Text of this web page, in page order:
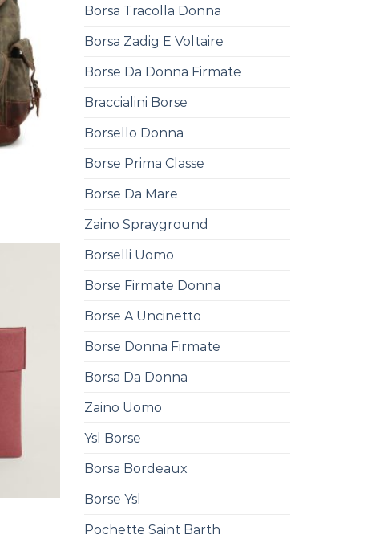
Borsa Tracolla Donna
Borsa Zadig E Voltaire
Borse Da Donna Firmate
Braccialini Borse
Borsello Donna
Borse Prima Classe
Borse Da Mare
Zaino Sprayground
Borselli Uomo
Borse Firmate Donna
Borse A Uncinetto
Borse Donna Firmate
Borsa Da Donna
Zaino Uomo
Ysl Borse
Borsa Bordeaux
Borse Ysl
Pochette Saint Barth